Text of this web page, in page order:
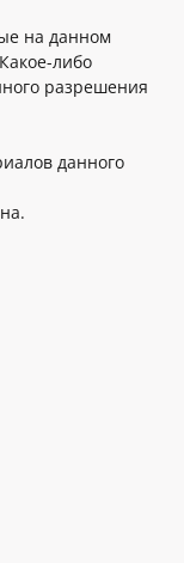
на данном
либо
разрешения
данного